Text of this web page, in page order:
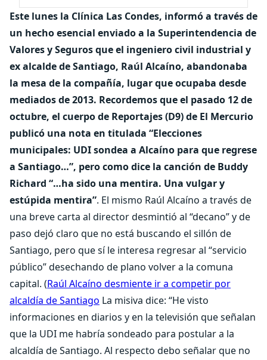
Este lunes la Clínica Las Condes, informó a través de
un hecho esencial enviado a la Superintendencia de
Valores y Seguros que el ingeniero civil industrial y
ex alcalde de Santiago, Raúl Alcaíno, abandonaba
la mesa de la compañía, lugar que ocupaba desde
mediados de 2013. Recordemos que el pasado 12 de
octubre, el cuerpo de Reportajes (D9) de El Mercurio
publicó una nota en titulada “Elecciones
municipales: UDI sondea a Alcaíno para que regrese
a Santiago…”, pero como dice la canción de Buddy
Richard “…ha sido una mentira. Una vulgar y
estúpida mentira”. El mismo Raúl Alcaíno a través de
una breve carta al director desmintió al “decano” y de
paso dejó claro que no está buscando el sillón de
Santiago, pero que sí le interesa regresar al “servicio
público” desechando de plano volver a la comuna
capital. (Raúl Alcaíno desmiente ir a competir por
alcaldía de Santiago La misiva dice: “He visto
informaciones en diarios y en la televisión que señalan
que la UDI me habría sondeado para postular a la
alcaldía de Santiago. Al respecto debo señalar que no